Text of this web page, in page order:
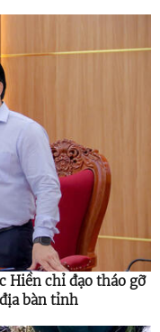
Hiền chỉ đạo tháo gỡ
bàn tỉnh